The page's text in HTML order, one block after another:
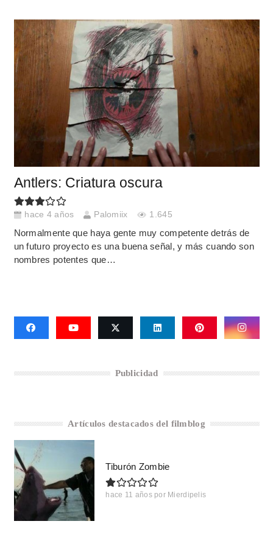
Antlers: Criatura oscura
hace 4 años Palomiix 1.645
Normalmente que haya gente muy competente detrás de
un futuro proyecto es una buena señal, y más cuando son
nombres potentes que…
Publicidad
Artículos destacados del filmblog
Tiburón Zombie
hace 11 años por Mierdipelis